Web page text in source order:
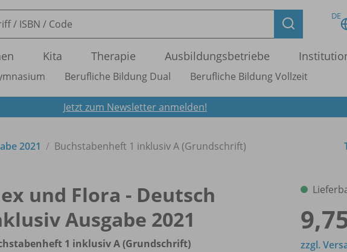
DE
Kita Therapie Ausbildungsbetriebe
Berufliche Bildung Dual Berufliche Bildung Vollzeit
Jetzt zum Newsletter anmelden!
2021 Buchstabenheft 1 inklusiv A (Grundschrift)
und Flora - Deutsch
Ausgabe 2021
1 inklusiv A (Grundschrift) zzgl.